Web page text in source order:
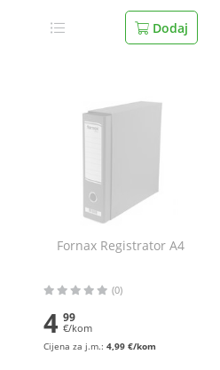
Dodaj
Fornax Registrator A4
(0)
4 99
€/kom
Cijena za j.m.: 4,99 €/kom